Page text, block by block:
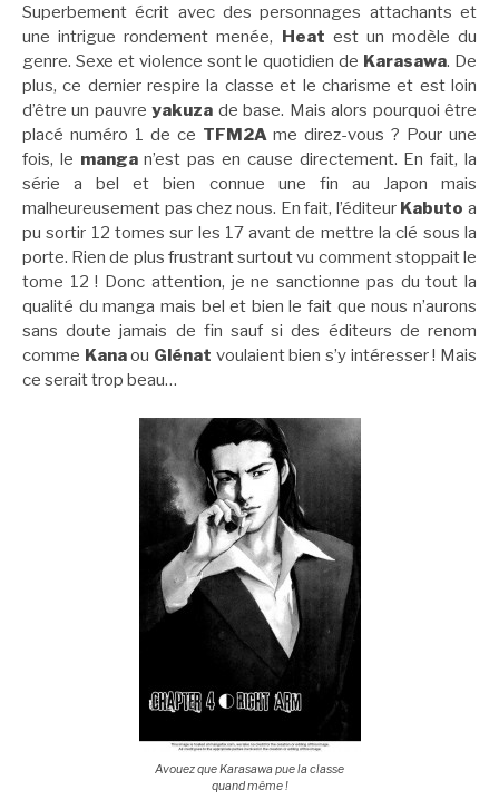
Superbement écrit avec des personnages attachants et
une intrigue rondement menée, Heat est un modèle du
genre. Sexe et violence sont le quotidien de Karasawa. De
plus, ce dernier respire la classe et le charisme et est loin
d’être un pauvreyakuza de base. Mais alors pourquoi être
placé numéro 1 de ce TFM2Ame direz-vous ? Pour une
fois, le mangan’est pas en cause directement. En fait, la
série a bel et bien connue une fin au Japon mais
malheureusement pas chez nous. En fait, l’éditeur Kabuto a
pu sortir 12 tomes sur les 17 avant de mettre la clé sous la
porte. Rien de plus frustrant surtout vu comment stoppait le
tome 12 ! Donc attention, je ne sanctionne pas du tout la
qualité du manga mais bel et bien le fait que nous n’aurons
sans doute jamais de fin sauf si des éditeurs de renom
comme Kanaou Glénat voulaient bien s’y intéresser ! Mais
ce serait trop beau…
Avouez que Karasawa pue la classe
quand même !